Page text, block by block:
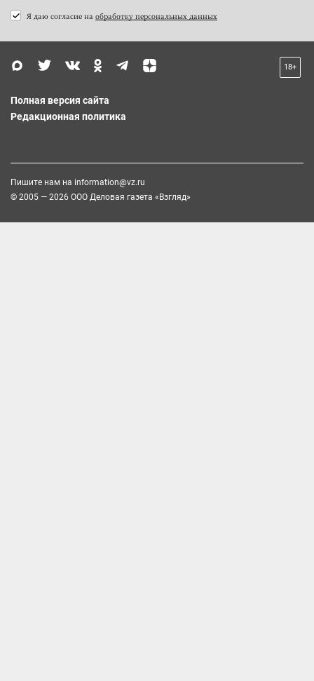
Я даю согласие на обработку персональных данных
18+
Полная версия сайта
Редакционная политика
Пишите нам на information@vz.ru
© 2005 — 2026 ООО Деловая газета «Взгляд»